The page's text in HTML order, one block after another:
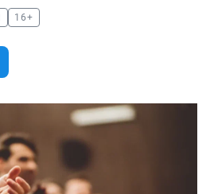
16+